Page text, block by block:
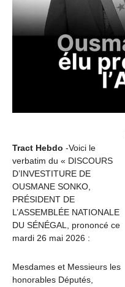
Tract Hebdo -Voici le
verbatim du « DISCOURS
D’INVESTITURE DE
OUSMANE SONKO,
PRÉSIDENT DE
L’ASSEMBLÉE NATIONALE
DU SÉNÉGAL, prononcé ce
mardi 26 mai 2026 :
Mesdames et Messieurs les
honorables Députés,